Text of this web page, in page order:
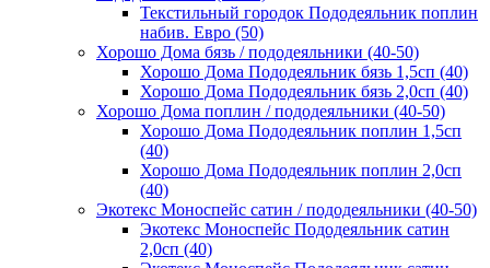
Текстильный городок Пододеяльник поплин
набив. Евро (50)
Хорошо Дома бязь / пододеяльники (40-50)
Хорошо Дома Пододеяльник бязь 1,5сп (40)
Хорошо Дома Пододеяльник бязь 2,0сп (40)
Хорошо Дома поплин / пододеяльники (40-50)
Хорошо Дома Пододеяльник поплин 1,5сп
(40)
Хорошо Дома Пододеяльник поплин 2,0сп
(40)
Экотекс Моноспейс сатин / пододеяльники (40-50)
Экотекс Моноспейс Пододеяльник сатин
2,0сп (40)